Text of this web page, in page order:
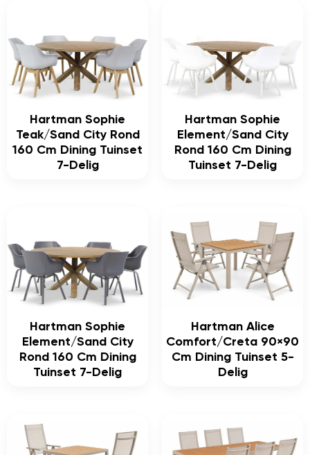
Hartman Sophie
Teak/Sand City Rond
160 Cm Dining Tuinset
7-Delig
Hartman Sophie
Element/Sand City
Rond 160 Cm Dining
Tuinset 7-Delig
Hartman Sophie
Element/Sand City
Rond 160 Cm Dining
Tuinset 7-Delig
Hartman Alice
Comfort/Creta 90×90
Cm Dining Tuinset 5-
Delig